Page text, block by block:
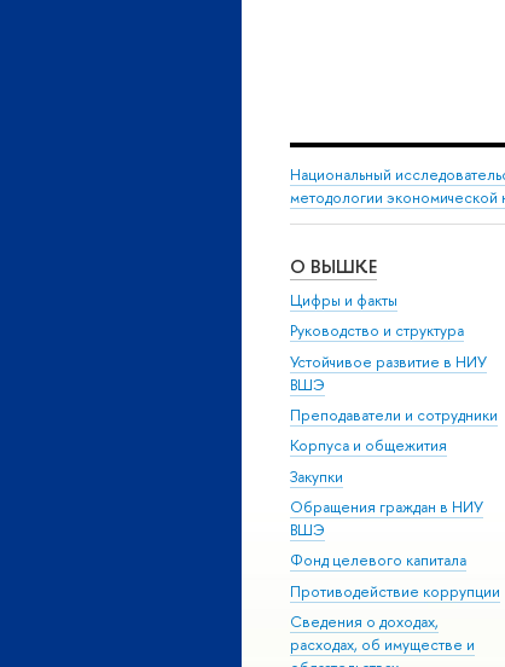
Национальный
методологии экономической
О ВЫШКЕ
Цифры и факты
Руководство и структура
Устойчивое развитие в НИУ
ВШЭ
Преподаватели и сотрудники
Корпуса и общежития
Закупки
Обращения граждан в НИУ
ВШЭ
Фонд целевого капитала
Противодействие коррупции
Сведения о доходах,
расходах, об имуществе и